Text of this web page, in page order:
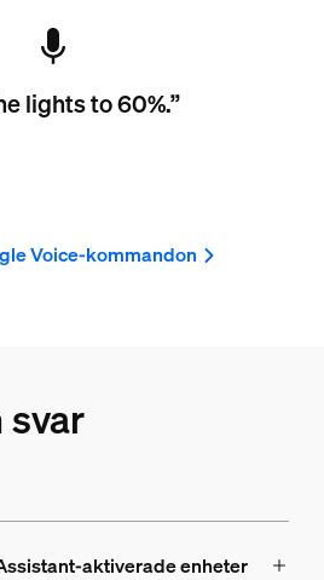
lights to 60%.”
Voice-kommandon
svar
aktiverade enheter